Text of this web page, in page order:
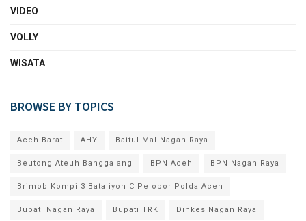
VIDEO
VOLLY
WISATA
BROWSE BY TOPICS
Aceh Barat AHY Baitul Mal Nagan Raya
Beutong Ateuh Banggalang BPN Aceh BPN Nagan Raya
Brimob Kompi 3 Bataliyon C Pelopor Polda Aceh
Bupati Nagan Raya Bupati TRK Dinkes Nagan Raya